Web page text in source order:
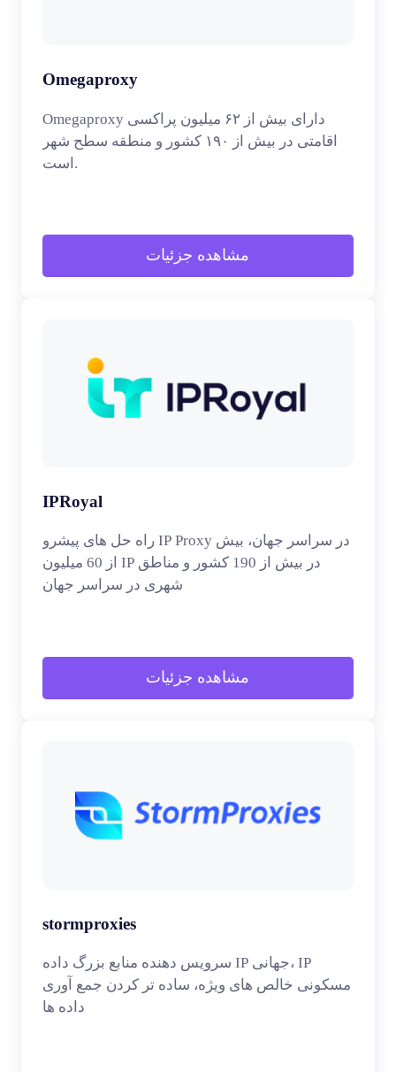
Omegaproxy
Omegaproxy دارای بیش از ۶۲ میلیون پراکسی
اقامتی در بیش از ۱۹۰ کشور و منطقه سطح شهر
است.
مشاهده جزئیات
IPRoyal
راه حل های پیشرو IP Proxy در سراسر جهان، بیش
از 60 میلیون IP در بیش از 190 کشور و مناطق
شهری در سراسر جهان
مشاهده جزئیات
stormproxies
سرویس دهنده منابع بزرگ داده IP جهانی، IP
مسکونی خالص های ویژه، ساده تر کردن جمع آوری
داده ها